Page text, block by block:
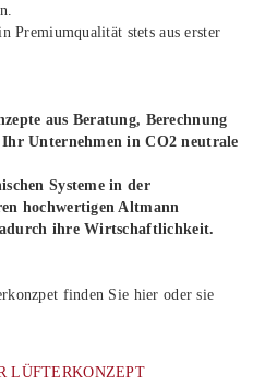
Premiumqualität stets aus erster
aus Beratung, Berechnung
Unternehmen in CO2 neutrale
Systeme in der
hochwertigen Altmann
ihre Wirtschaftlichkeit.
finden Sie hier oder sie
LÜFTERKONZEPT